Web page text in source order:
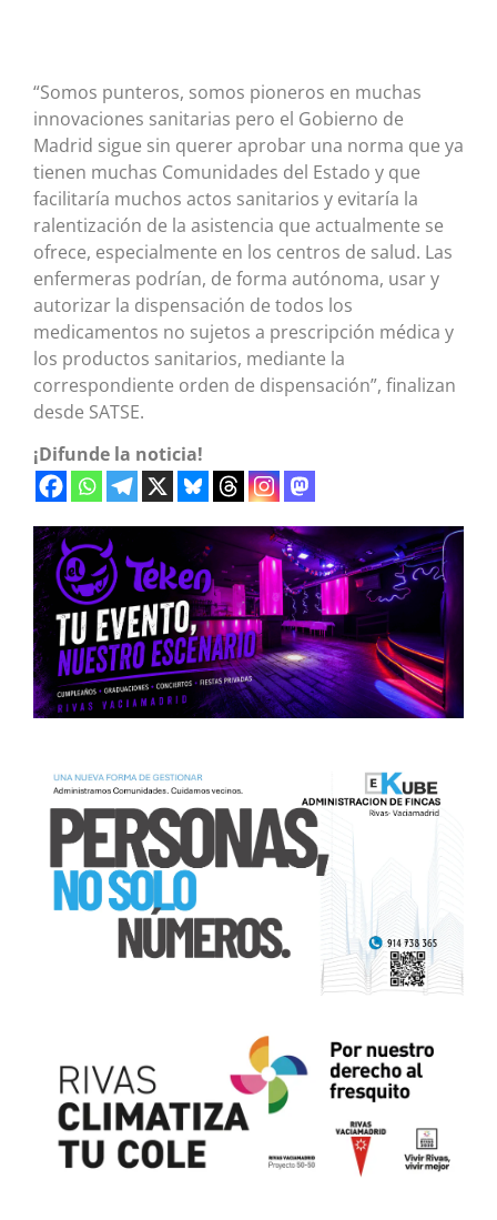
“Somos punteros, somos pioneros en muchas
innovaciones sanitarias pero el Gobierno de
Madrid sigue sin querer aprobar una norma que ya
tienen muchas Comunidades del Estado y que
facilitaría muchos actos sanitarios y evitaría la
ralentización de la asistencia que actualmente se
ofrece, especialmente en los centros de salud. Las
enfermeras podrían, de forma autónoma, usar y
autorizar la dispensación de todos los
medicamentos no sujetos a prescripción médica y
los productos sanitarios, mediante la
correspondiente orden de dispensación”, finalizan
desde SATSE.
¡Difunde la noticia!